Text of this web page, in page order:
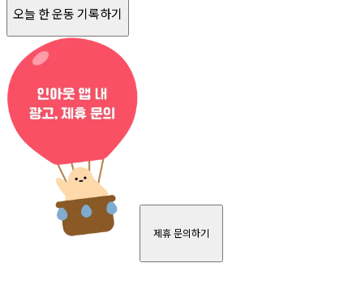
오늘 한 운동 기록하기
제휴 문의하기